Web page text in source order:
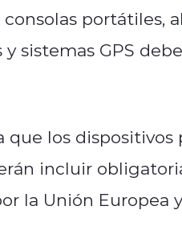
portátiles,
sistemas GPS
los
incluir
la Unión Europea